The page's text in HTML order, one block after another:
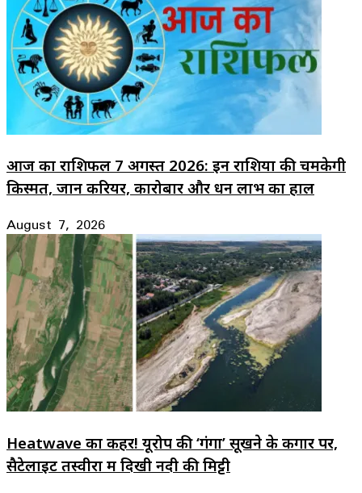
आज का राशिफल 7 अगस्त 2026: इन राशियों की चमकेगी
किस्मत, जानें करियर, कारोबार और धन लाभ का हाल
August 7, 2026
Heatwave का कहर! यूरोप की ‘गंगा’ सूखने के कगार पर,
सैटेलाइट तस्वीरों में दिखी नदी की मिट्टी